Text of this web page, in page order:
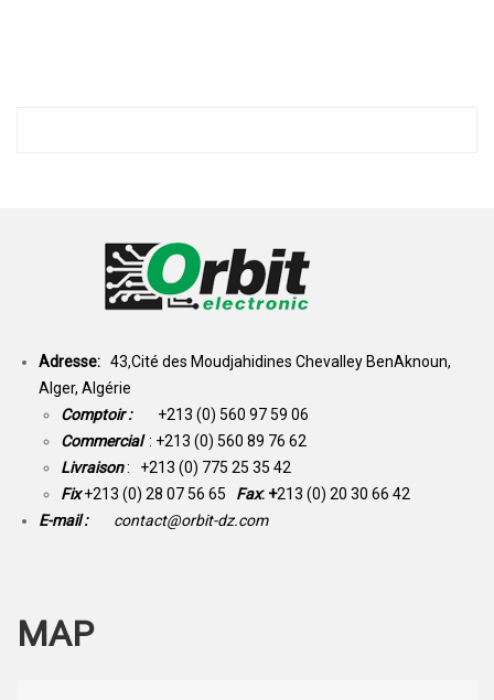
Adresse: 43,Cité des Moudjahidines Chevalley BenAknoun,
Alger, Algérie
Comptoir : +213 (0) 560 97 59 06
Commercial : +213 (0) 560 89 76 62
Livraison: +213 (0) 775 25 35 42
Fix +213 (0) 28 07 56 65 Fax: +213 (0) 20 30 66 42
E-mail :
contact@orbit-dz.com
MAP